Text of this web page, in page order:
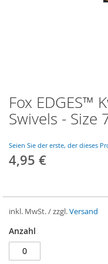
Zum
Anfang
der
springen
Fox EDGES™
Swivels - Size
Seien Sie der erste, der dieses
4,95 €
inkl. MwSt. / zzgl.Versand
Anzahl